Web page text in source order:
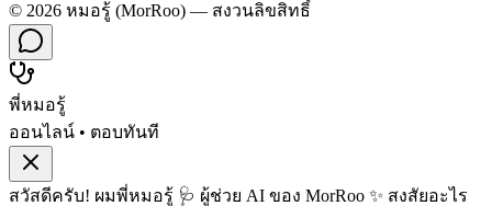
© 2026 หมอรู้ (MorRoo) — สงวนลิขสิทธิ์
พี่หมอรู้
ออนไลน์ • ตอบทันที
สวัสดีครับ! ผมพี่หมอรู้ 🩺 ผู้ช่วย AI ของ MorRoo ✨ สงสัยอะไร